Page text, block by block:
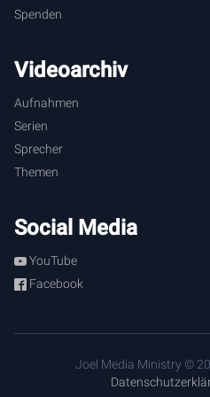
Spenden
Videoarchiv
Aufnahmen
Serien
Sprecher
Themen
Social Media
YouTube
Facebook
Joel Media Ministry ©